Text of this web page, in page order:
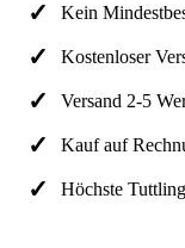
Kein
Kostenloser
Versand 2-5
Kauf auf
Höchste